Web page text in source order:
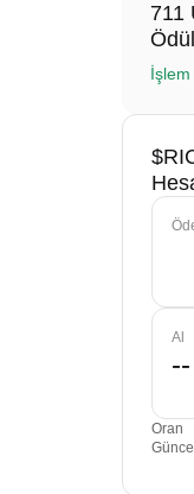
711
İşlem
Al
Oran